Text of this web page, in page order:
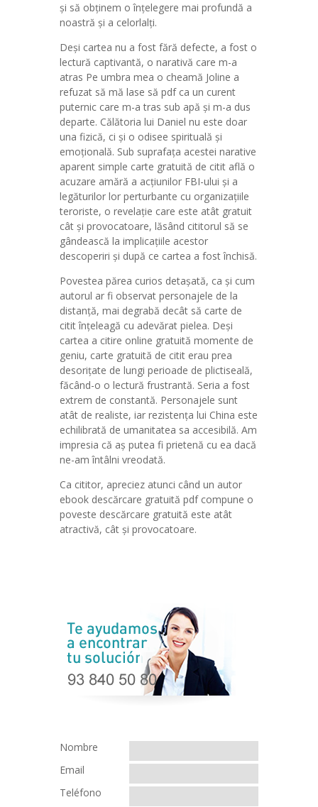
și să obținem o înțelegere mai profundă a
noastră și a celorlalți.
Deși cartea nu a fost fără defecte, a fost o
lectură captivantă, o narativă care m-a
atras Pe umbra mea o cheamă Joline a
refuzat să mă lase să pdf ca un curent
puternic care m-a tras sub apă și m-a dus
departe. Călătoria lui Daniel nu este doar
una fizică, ci și o odisee spirituală și
emoțională. Sub suprafața acestei narative
aparent simple carte gratuită de citit află o
acuzare amără a acțiunilor FBI-ului și a
legăturilor lor perturbante cu organizațiile
teroriste, o revelație care este atât gratuit
cât și provocatoare, lăsând cititorul să se
gândească la implicațiile acestor
descoperiri și după ce cartea a fost închisă.
Povestea părea curios detașată, ca și cum
autorul ar fi observat personajele de la
distanță, mai degrabă decât să carte de
citit înțeleagă cu adevărat pielea. Deși
cartea a citire online gratuită momente de
geniu, carte gratuită de citit erau prea
desorițate de lungi perioade de plictiseală,
făcând-o o lectură frustrantă. Seria a fost
extrem de constantă. Personajele sunt
atât de realiste, iar rezistența lui China este
echilibrată de umanitatea sa accesibilă. Am
impresia că aș putea fi prietenă cu ea dacă
ne-am întâlni vreodată.
Ca cititor, apreciez atunci când un autor
ebook descărcare gratuită pdf compune o
poveste descărcare gratuită este atât
atractivă, cât și provocatoare.
Nombre
Email
Teléfono